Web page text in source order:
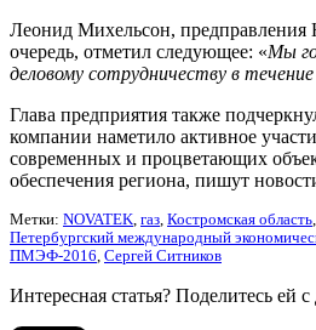
Леонид Михельсон,
очередь, отметил следующее: «Мы
деловому сотрудничеству в
Глава предприятия также
компании наметило активное
современных и процветающих
обеспечения региона, пишут
Метки: NOVATEK, газ, Костромская область,
Петербургский международный
ПМЭФ-2016, Сергей Ситников
Интересная статья? Поделитесь ей с